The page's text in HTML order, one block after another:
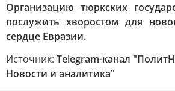
Организацию тюркских
послужить хворостом для
сердце Евразии.
Источник: Telegram-канал
Новости и аналитика"